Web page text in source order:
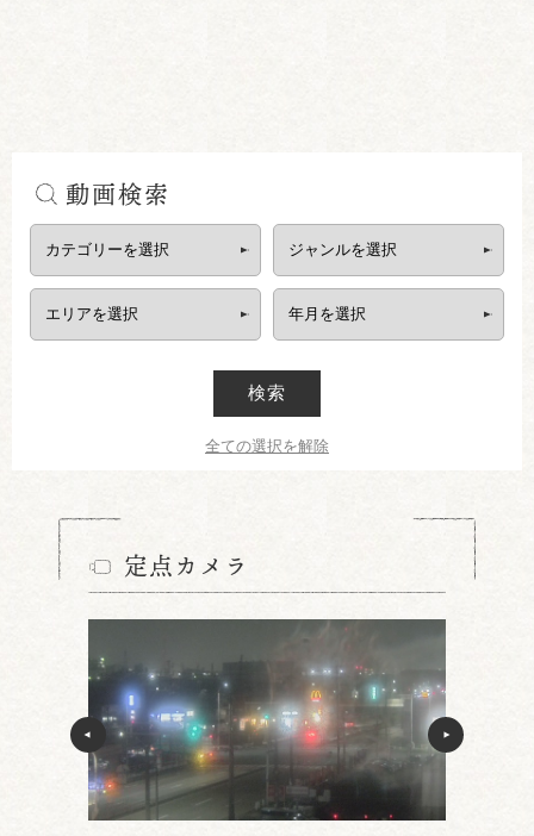
動画検索
検索
全ての選択を解除
定点カメラ